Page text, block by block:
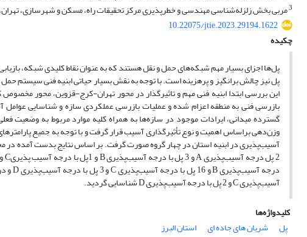
3مربی بخش زلزله‌شناسی مهندسی و خطرپذیری مرکز تحقیقات راه، مسکن و شهرسازی، تهران،
10.22075/jtie.2023.29194.1622
چکیده
پل‌ها اجزای بسیار مهم شبکه‌های حمل و نقل هستند که به عنوان نقاط کلیدی شبکه،
پل نیز چالش برانگیز و پرهزینه است. با توجه به نقش بسیار حیاتی ابنیه فنی سیستم
این بررسی ابتدا ابنیه فنی مهم و تاثیرگذار در محور تهران-کرج-قزوین، محور
بازرسی فنی به منطقه اعزام شده و عملیات بازرسی عملکردی سازه و شناسایی
گسترده میدانی، ایرادات موجود در سازه‌ها به همراه کلیه موارد مربوط به وضعیت
وزن‌دهی براساس اهمیت و نوع تأثیرگذاری آسیب قرار گرفت و با توجه به جمیع
آسیب‌پذیری C و 2 پل با درجه آسیب‌پذیری D شناسایی گردید.
کلیدواژه‌ها
پل
شریان های جاده ای
استان البرز